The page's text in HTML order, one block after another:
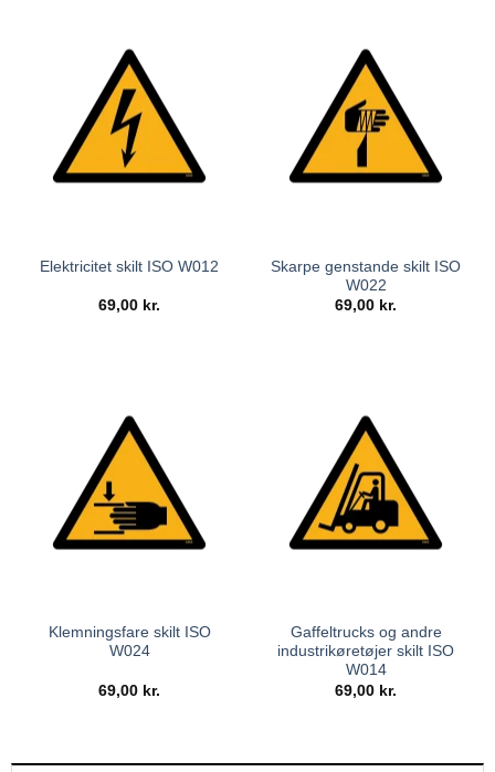
Elektricitet skilt ISO W012
69,00 kr.
Skarpe genstande skilt ISO
W022
69,00 kr.
Klemningsfare skilt ISO
W024
69,00 kr.
Gaffeltrucks og andre
industrikøretøjer skilt ISO
W014
69,00 kr.